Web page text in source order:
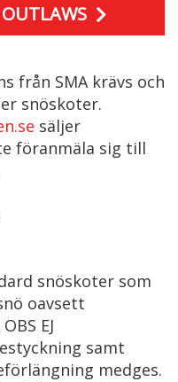
från SMA krävs och
snöskoter.
säljer
föranmäla sig till
snöskoter som
oavsett
EJ
samt
medges.